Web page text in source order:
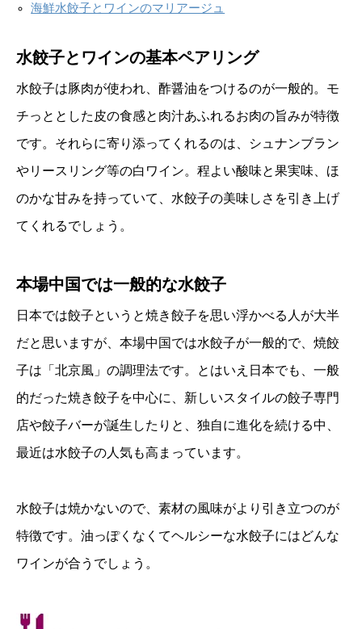
海鮮水餃子とワインのマリアージュ
水餃子とワインの基本ペアリング
水餃子は豚肉が使われ、酢醤油をつけるのが一般的。モ
チっととした皮の食感と肉汁あふれるお肉の旨みが特徴
です。それらに寄り添ってくれるのは、シュナンブラン
やリースリング等の白ワイン。程よい酸味と果実味、ほ
のかな甘みを持っていて、水餃子の美味しさを引き上げ
てくれるでしょう。
本場中国では一般的な水餃子
日本では餃子というと焼き餃子を思い浮かべる人が大半
だと思いますが、本場中国では水餃子が一般的で、焼餃
子は「北京風」の調理法です。とはいえ日本でも、一般
的だった焼き餃子を中心に、新しいスタイルの餃子専門
店や餃子バーが誕生したりと、独自に進化を続ける中、
最近は水餃子の人気も高まっています。
水餃子は焼かないので、素材の風味がより引き立つのが
特徴です。油っぽくなくてヘルシーな水餃子にはどんな
ワインが合うでしょう。